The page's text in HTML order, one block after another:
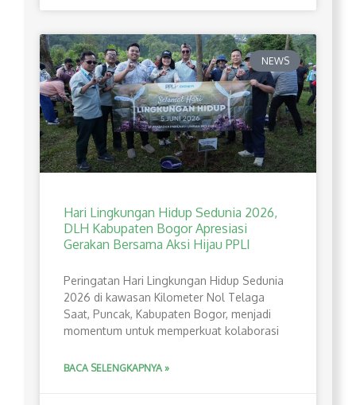
NEWS
Hari Lingkungan Hidup Sedunia 2026,
DLH Kabupaten Bogor Apresiasi
Gerakan Bersama Aksi Hijau PPLI
Peringatan Hari Lingkungan Hidup Sedunia
2026 di kawasan Kilometer Nol Telaga
Saat, Puncak, Kabupaten Bogor, menjadi
momentum untuk memperkuat kolaborasi
BACA SELENGKAPNYA »